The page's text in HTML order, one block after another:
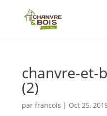
chanvre-et-
(2)
par francois | Oct 25,